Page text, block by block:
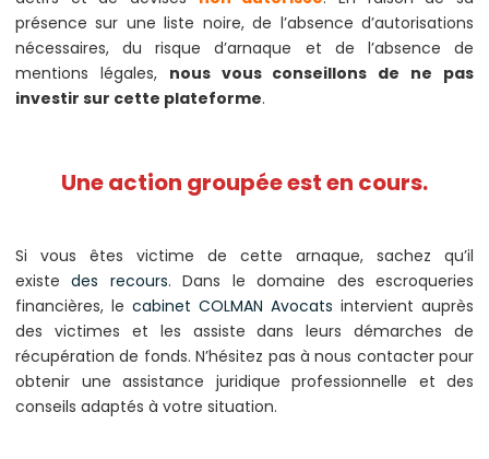
présence sur une liste noire, de l’absence d’autorisations
nécessaires, du risque d’arnaque et de l’absence de
mentions légales, nous vous conseillons de ne pas
investir sur cette plateforme.
Une action groupée est en cours.
Si vous êtes victime de cette arnaque, sachez qu’il
existedes recours. Dans le domaine des escroqueries
financières, le cabinet COLMAN Avocats intervient auprès
des victimes et les assiste dans leurs démarches de
récupération de fonds. N’hésitez pas à nous contacter pour
obtenir une assistance juridique professionnelle et des
conseils adaptés à votre situation.